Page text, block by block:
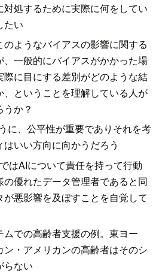
処するために実際に何をしてい
たい
ようなバイアスの影響に関する
、一般的にバイアスがかかった場
際に目にする差別がどのような結
、ということを理解している人が
か？
に、公平性が重要でありそれを考
はいい方向に向かうだろう
はAIについて責任を持って行動
の優れたデータ管理者であると同
が悪影響を及ぼすことを自覚して
での高齢者支援の例。東ヨー
ン・アメリカンの高齢者はそのシ
らない